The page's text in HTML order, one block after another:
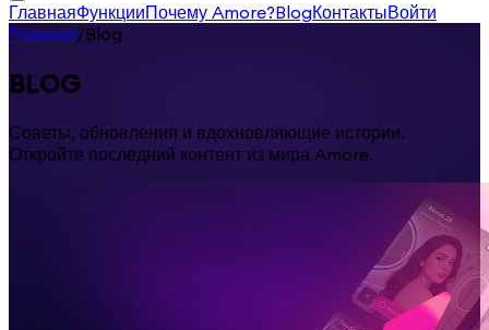
ГлавнаяФункцииПочему Amore?BlogКонтактыВойти
Главная/Blog
BLOG
Советы, обновления и вдохновляющие истории.
Откройте последний контент из мира Amore.